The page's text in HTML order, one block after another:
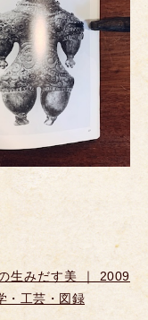
生みだす美 ｜ 2009
・工芸・図録